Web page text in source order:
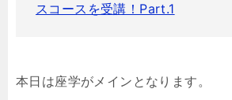
スコースを受講！Part.1
本日は座学がメインとなります。